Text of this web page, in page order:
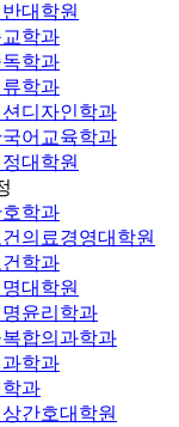
대학원
학과
학과
학과
디자인학과
국어교육학과
대학원
학과
건의료경영대학원
건학과
대학원
윤리학과
복합의과학과
학과
과
간호대학원